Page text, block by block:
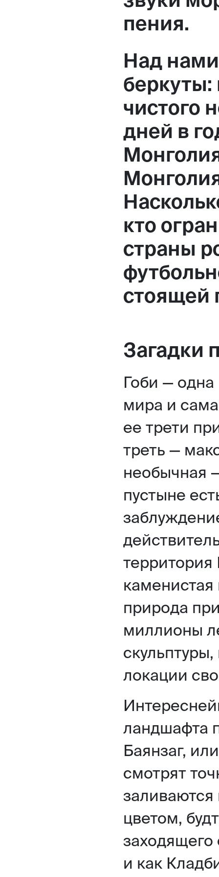
пения.
Над нами
чистого
дней в
кто
страны
стоящей
Загадки
Гоби —
мира и
ее трети
треть —
необычная
пустыне
территория
природа
миллионы
локации
ландшафта
Баянзаг,
смотрят
цветом,
заходящего
и как